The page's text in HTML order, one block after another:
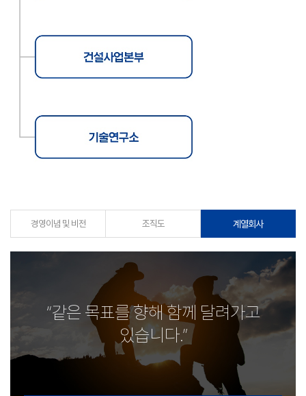
경영이념 및 비전 조직도 계열회사
“같은 목표를 향해 함께 달려가고
있습니다.”